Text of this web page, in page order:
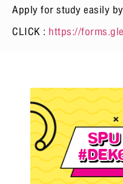
Apply for study easily
CLICK : https://